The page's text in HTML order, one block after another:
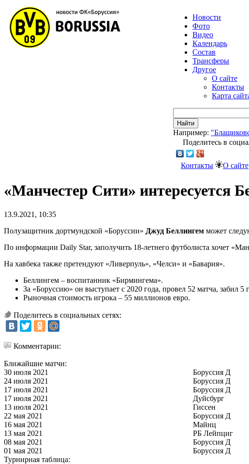
Новости
Фото
Видео
Календарь
Состав
Трансферы
Другое
О сайте
Контакты
Карта
Найти
Например:
Поделитесь в
Контакты О сайте
«Манчестер Сити» интересуется
13.9.2021, 10:35
Полузащитник дортмундской «Боруссии» Джуд Беллингем может
По информации Daily Star, заполучить 18-летнего футболиста хочет
На хавбека также претендуют «Ливерпуль», «Челси» и «Бавария».
Беллингем – воспитанник «Бирмингема».
За «Боруссию» он выступает с 2020 года, провел 52 матча, забил 5
Рыночная стоимость игрока – 55 миллионов евро.
Поделитесь в социальных сетях:
Комментарии:
Ближайшие матчи:
30 июля 2021
Боруссия Д
24 июля 2021
Боруссия Д
17 июля 2021
Боруссия Д
17 июля 2021
Дуйсбург
13 июля 2021
Гиссен
22 мая 2021
Боруссия Д
16 мая 2021
Майнц
13 мая 2021
РБ Лейпциг
08 мая 2021
Боруссия Д
01 мая 2021
Боруссия Д
Турнирная таблица: